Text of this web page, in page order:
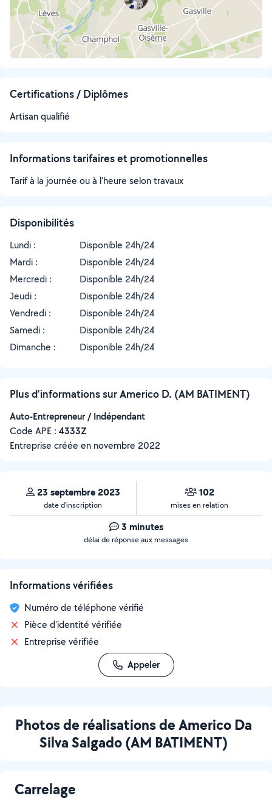
Certifications / Diplômes
Artisan qualifié
Informations tarifaires et promotionnelles
Tarif à la journée ou à l'heure selon travaux
Disponibilités
Lundi :
Disponible 24h/24
Mardi :
Disponible 24h/24
Mercredi :
Disponible 24h/24
Jeudi :
Disponible 24h/24
Vendredi :
Disponible 24h/24
Samedi :
Disponible 24h/24
Dimanche :
Disponible 24h/24
Plus d’informations sur Americo D. (AM BATIMENT)
Auto-Entrepreneur / Indépendant
Code APE : 4333Z
Entreprise créée en novembre 2022
23 septembre 2023
date d’inscription
102
mises en relation
3 minutes
délai de réponse aux messages
Informations vérifiées
Numéro de téléphone vérifié
Pièce d'identité vérifiée
Entreprise vérifiée
Appeler
Photos de réalisations de Americo Da
Silva Salgado (AM BATIMENT)
Carrelage